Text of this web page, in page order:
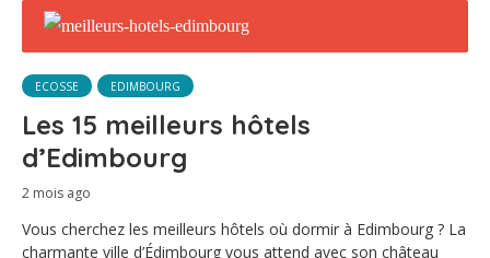
ECOSSE EDIMBOURG
Les 15 meilleurs hôtels
d’Edimbourg
2 mois ago
Vous cherchez les meilleurs hôtels où dormir à Edimbourg ? La
charmante ville d’Édimbourg vous attend avec son château